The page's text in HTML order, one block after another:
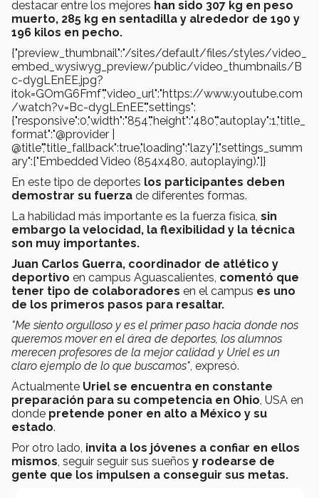
destacar entre los mejores han sido 307 kg en peso
muerto, 285 kg en sentadilla y alrededor de 190 y
196 kilos en pecho.
{"preview_thumbnail":"/sites/default/files/styles/video_
embed_wysiwyg_preview/public/video_thumbnails/B
c-dygLEnEE.jpg?
itok=GOmG6Fmf","video_url":"https://www.youtube.com
/watch?v=Bc-dygLEnEE","settings":
{"responsive":0,"width":"854","height":"480","autoplay":1,"title_
format":"@provider |
@title","title_fallback":true,"loading":"lazy"},"settings_summ
ary":["Embedded Video (854x480, autoplaying)."]}
En este tipo de deportes los participantes deben
demostrar su fuerza de diferentes formas.
La habilidad más importante es la fuerza física, sin
embargo la velocidad, la flexibilidad y la técnica
son muy importantes.
Juan Carlos Guerra, coordinador de atlético y
deportivo en campus Aguascalientes, comentó que
tener tipo de colaboradores en el campus es uno
de los primeros pasos para resaltar.
"Me siento orgulloso y es el primer paso hacia donde nos
queremos mover en el área de deportes, los alumnos
merecen profesores de la mejor calidad y Uriel es un
claro ejemplo de lo que buscamos" , expresó.
Actualmente Uriel se encuentra en constante
preparación para su competencia en Ohio , USA en
donde pretende poner en alto a México y su
estado.
Por otro lado, invita a los jóvenes a confiar en ellos
mismos , seguir seguir sus sueños y rodearse de
gente que los impulsen a conseguir sus metas.